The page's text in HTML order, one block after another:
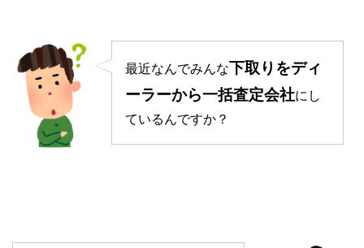
最近なんでみんな下取りをディ
ーラーから一括査定会社にし
ているんですか？